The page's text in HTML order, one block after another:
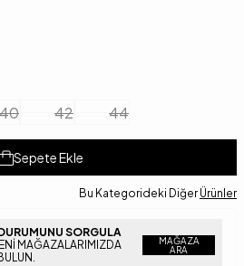
40 42 44
Sepete Ekle
Bu Kategorideki Diğer Ürünler
SORGULA
MAĞAZALARIMIZDA
MAĞAZA
ARA